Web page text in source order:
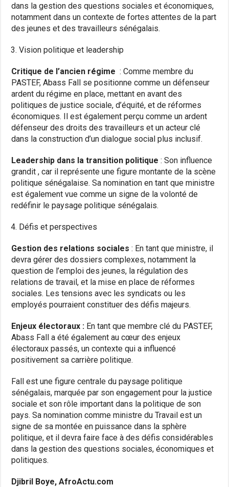
dans la gestion des questions sociales et économiques,
notamment dans un contexte de fortes attentes de la part
des jeunes et des travailleurs sénégalais.
Vision politique et leadership
Critique de l’ancien régime : Comme membre du
PASTEF, Abass Fall se positionne comme un défenseur
ardent du régime en place, mettant en avant des
politiques de justice sociale, d’équité, et de réformes
économiques. Il est également perçu comme un ardent
défenseur des droits des travailleurs et un acteur clé
dans la construction d’un dialogue social plus inclusif.
Leadership dans la transition politique : Son influence
grandit , car il représente une figure montante de la scène
politique sénégalaise. Sa nomination en tant que ministre
est également vue comme un signe de la volonté de
redéfinir le paysage politique sénégalais.
Défis et perspectives
Gestion des relations sociales : En tant que ministre, il
devra gérer des dossiers complexes, notamment la
question de l’emploi des jeunes, la régulation des
relations de travail, et la mise en place de réformes
sociales. Les tensions avec les syndicats ou les
employés pourraient constituer des défis majeurs.
Enjeux électoraux : En tant que membre clé du PASTEF,
Abass Fall a été également au cœur des enjeux
électoraux passés, un contexte qui a influencé
positivement sa carrière politique.
Fall est une figure centrale du paysage politique
sénégalais, marquée par son engagement pour la justice
sociale et son rôle important dans la politique de son
pays. Sa nomination comme ministre du Travail est un
signe de sa montée en puissance dans la sphère
politique, et il devra faire face à des défis considérables
dans la gestion des questions sociales, économiques et
politiques.
Djibril Boye, AfroActu.com